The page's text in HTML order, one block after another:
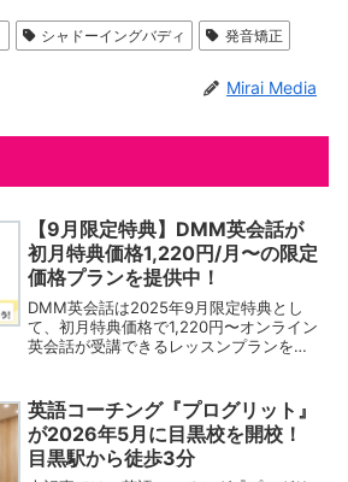
シャドーイングバディ 発音矯正
Mirai Media
【9月限定特典】DMM英会話が
初月特典価格1,220円/月〜の限定
価格プランを提供中！
DMM英会話は2025年9月限定特典とし
て、初月特典価格で1,220円〜オンライン
英会話が受講できるレッスンプランを提
公式サイトオンライン英会話【DMM英会
話】では2...
英語コーチング『プログリット』
が2026年5月に目黒校を開校！
目黒駅から徒歩3分